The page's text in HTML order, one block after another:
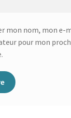
mon nom, mon e-
pour mon